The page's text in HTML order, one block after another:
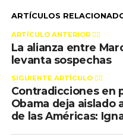
ARTÍCULOS
ARTÍCULO ANTERIOR 👉🏻
La alianza entre
levanta sospechas
SIGUIENTE ARTÍCULO 👈🏻
Contradicciones en
Obama deja aislado
de las Américas: